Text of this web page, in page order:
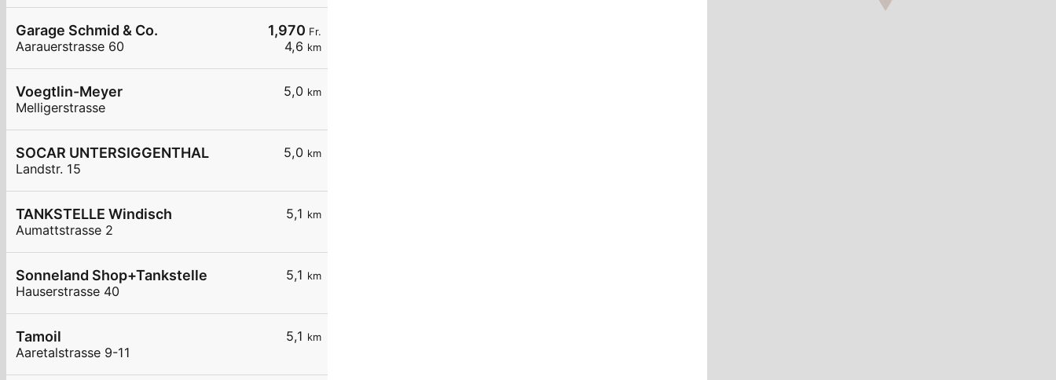
1,970 Fr.
4,6 km
Garage Schmid & Co.
Aarauerstrasse 60
5,0 km
Voegtlin-Meyer
Melligerstrasse
5,0 km
SOCAR UNTERSIGGENTHAL
Landstr. 15
5,1 km
TANKSTELLE Windisch
Aumattstrasse 2
5,1 km
Sonneland Shop+Tankstelle
Hauserstrasse 40
5,1 km
Tamoil
Aaretalstrasse 9-11